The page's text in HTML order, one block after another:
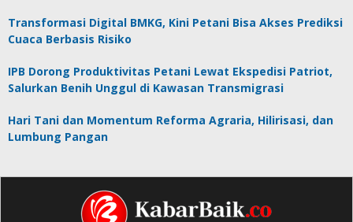
Transformasi Digital BMKG, Kini Petani Bisa Akses Prediksi
Cuaca Berbasis Risiko
IPB Dorong Produktivitas Petani Lewat Ekspedisi Patriot,
Salurkan Benih Unggul di Kawasan Transmigrasi
Hari Tani dan Momentum Reforma Agraria, Hilirisasi, dan
Lumbung Pangan